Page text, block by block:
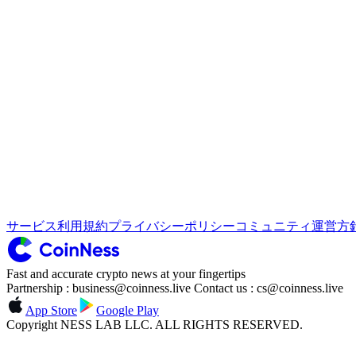
サービス利用規約プライバシーポリシーコミュニティ運営方
Fast and accurate crypto news at your fingertips
Partnership : business@coinness.live Contact us : cs@coinness.live
App Store
Google Play
Copyright NESS LAB LLC. ALL RIGHTS RESERVED.